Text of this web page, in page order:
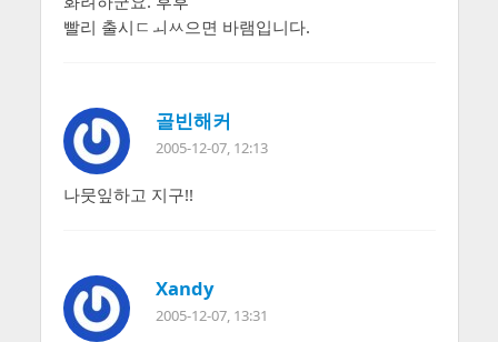
빨리 출시ㅤㄷㅚㅆ으면 바램입니다.
골빈해커
2005-12-07, 12:13
나뭇잎하고 지구!!
Xandy
2005-12-07, 13:31